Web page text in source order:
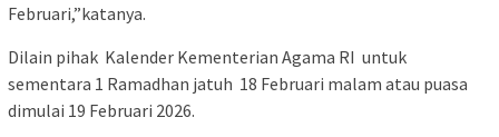
Februari,”katanya.
Dilain pihak Kalender Kementerian Agama RI untuk
sementara 1 Ramadhan jatuh 18 Februari malam atau puasa
dimulai 19 Februari 2026.